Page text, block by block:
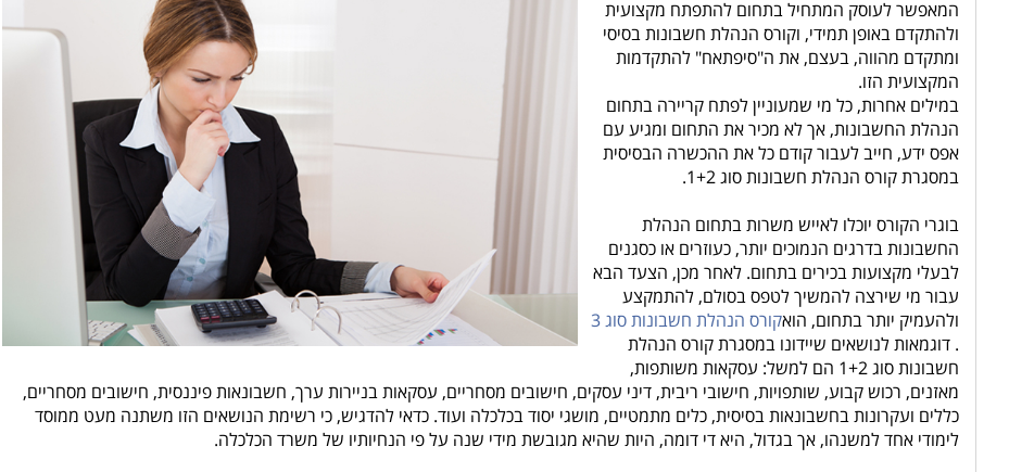
המאפשר לעוסק המתחיל בתחום להתפתח מקצועית
ולהתקדם באופן תמידי, וקורס הנהלת חשבונות בסיסי
ומתקדם מהווה, בעצם, את ה"סיפתאח" להתקדמות
המקצועית הזו.
במילים אחרות, כל מי שמעוניין לפתח קריירה בתחום
הנהלת החשבונות, אך לא מכיר את התחום ומגיע עם
אפס ידע, חייב לעבור קודם כל את ההכשרה הבסיסית
במסגרת קורס הנהלת חשבונות סוג 1+2.
בוגרי הקורס יוכלו לאייש משרות בתחום הנהלת
החשבונות בדרגים הנמוכים יותר, כעוזרים או כסגנים
לבעלי מקצועות בכירים בתחום. לאחר מכן, הצעד הבא
עבור מי שירצה להמשיך לטפס בסולם, להתמקצע
ולהעמיק יותר בתחום, הואקורס הנהלת חשבונות סוג 3
. דוגמאות לנושאים שיידונו במסגרת קורס הנהלת
חשבונות סוג 1+2 הם למשל: עסקאות משותפות,
מאזנים, רכוש קבוע, שותפויות, חישובי ריבית, דיני עסקים, חישובים מסחריים, עסקאות בניירות ערך, חשבונאות פיננסית, חישובים מסחריים,
כללים ועקרונות בחשבונאות בסיסית, כלים מתמטיים, מושגי יסוד בכלכלה ועוד. כדאי להדגיש, כי רשימת הנושאים הזו משתנה מעט ממוסד
לימודי אחד למשנהו, אך בגדול, היא די דומה, היות שהיא מגובשת מידי שנה על פי הנחיותיו של משרד הכלכלה.